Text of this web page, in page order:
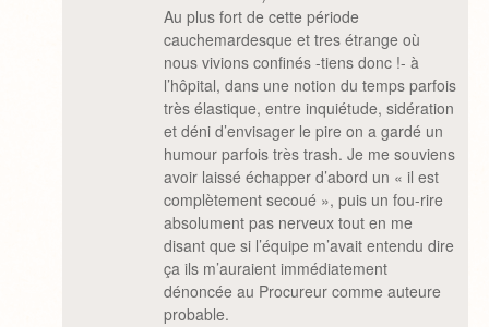
Au plus fort de cette période
cauchemardesque et tres étrange où
nous vivions confinés -tiens donc !- à
l’hôpital, dans une notion du temps parfois
très élastique, entre inquiétude, sidération
et déni d’envisager le pire on a gardé un
humour parfois très trash. Je me souviens
avoir laissé échapper d’abord un « il est
complètement secoué », puis un fou-rire
absolument pas nerveux tout en me
disant que si l’équipe m’avait entendu dire
ça ils m’auraient immédiatement
dénoncée au Procureur comme auteure
probable.